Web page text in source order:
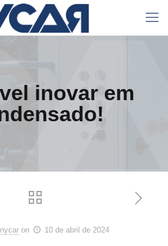
inovar em
on 10 de abril de 2024